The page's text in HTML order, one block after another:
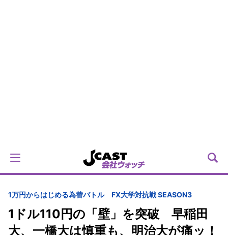
1万円からはじめる為替バトル FX大学対抗戦 SEASON3
1ドル110円の「壁」を突破 早稲田
大、一橋大は慎重も、明治大が痛ッ！